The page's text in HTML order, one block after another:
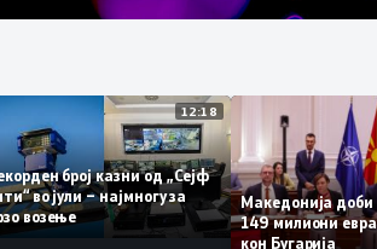
12:18
Рекорден број казни од „Сејф
сити“ во јули – најмногу за
брзо возење
Македонија
149 милиони
кон Бугарија